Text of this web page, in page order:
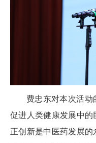
费忠东对本次活动
促进人类健康发展中
正创新是中医药发展